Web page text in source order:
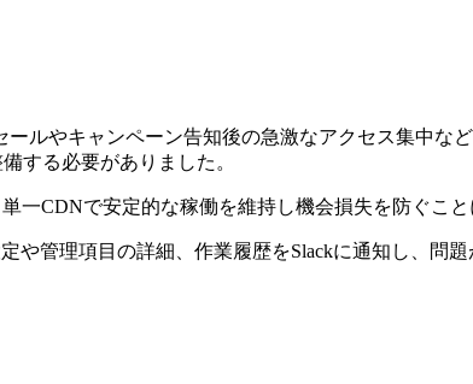
ルやキャンペーン告知後の急激なアクセス集中な
する必要がありました。
CDNで安定的な稼働を維持し機会損失を防ぐこと
や管理項目の詳細、作業履歴をSlackに通知し、問